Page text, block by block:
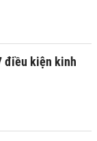
điều kiện kinh